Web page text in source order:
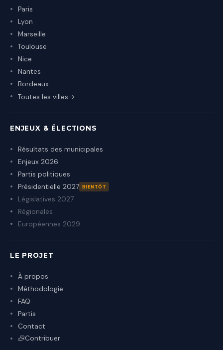
Paris
Lyon
Marseille
Toulouse
Nice
Nantes
Bordeaux
Toutes les villes
ENJEUX & ÉLECTIONS
Résultats des municipales
Enjeux 2026
Partis politiques
Présidentielle 2027 BIENTÔT
Législatives 2027
Régionales
Européennes 2029
LE PROJET
À propos
Méthodologie
FAQ
Partis
Contact
Contribuer